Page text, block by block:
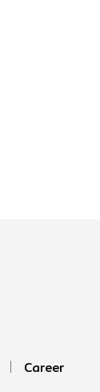
Career